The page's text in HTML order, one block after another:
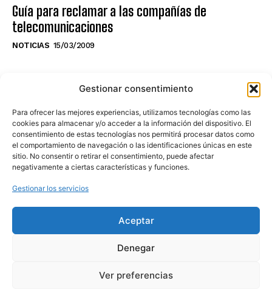
Gestionar consentimiento
Para ofrecer las mejores experiencias, utilizamos tecnologías como las
cookies para almacenar y/o acceder a la información del dispositivo. El
consentimiento de estas tecnologías nos permitirá procesar datos como
el comportamiento de navegación o las identificaciones únicas en este
sitio. No consentir o retirar el consentimiento, puede afectar
negativamente a ciertas características y funciones.
Gestionar los servicios
Aceptar
Denegar
Ver preferencias
Guía para reclamar a las compañías de
telecomunicaciones
NOTICIAS 15/03/2009
NO TE PIERDAS LO ÚLTIMO DEL CANAL
Haz clic en «Estoy de acuerdo» para
activar Youtube
POLÍTICA DE COOKIES